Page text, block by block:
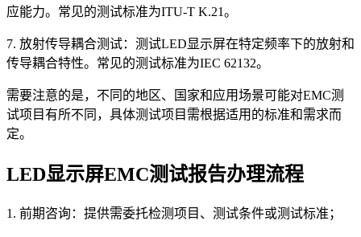
应能力。常见的测试标准为ITU-T K.21。
7. 放射传导耦合测试：测试LED显示屏在特定频率下的放射和
传导耦合特性。常见的测试标准为IEC 62132。
需要注意的是，不同的地区、国家和应用场景可能对EMC测
试项目有所不同，具体测试项目需根据适用的标准和需求而
定。
LED显示屏EMC测试报告办理流程
1. 前期咨询：提供需委托检测项目、测试条件或测试标准；